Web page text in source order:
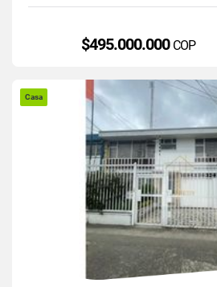
$495.000.000 COP
Casa